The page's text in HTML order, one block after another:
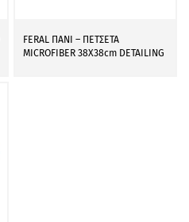
FERAL ΠΑΝΙ – ΠΕΤΣΕΤΑ
MICROFIBER 38X38cm DETAILING